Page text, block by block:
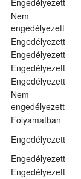
Engedélyezett
Nem
engedélyezett
Engedélyezett
Engedélyezett
Engedélyezett
Engedélyezett
Nem
engedélyezett
Folyamatban
Engedélyezett
Engedélyezett
Engedélyezett